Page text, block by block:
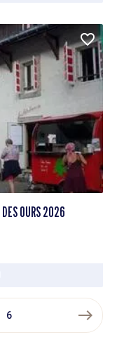
OURS 2026
6 east